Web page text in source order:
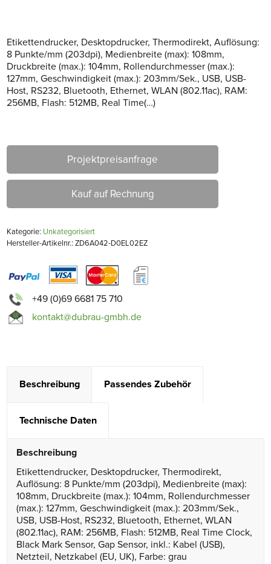
Etikettendrucker, Desktopdrucker, Thermodirekt, Auflösung:
8 Punkte/mm (203dpi), Medienbreite (max): 108mm,
Druckbreite (max.): 104mm, Rollendurchmesser (max.):
127mm, Geschwindigkeit (max.): 203mm/Sek., USB, USB-
Host, RS232, Bluetooth, Ethernet, WLAN (802.11ac), RAM:
256MB, Flash: 512MB, Real Time(…)
Projektpreisanfrage
Kauf auf Rechnung
Kategorie: Unkategorisiert
Hersteller-Artikelnr.: ZD6A042-D0EL02EZ
+49 (0)69 6681 75 710
kontakt@dubrau-gmbh.de
Beschreibung Passendes Zubehör
Technische Daten
Beschreibung
Etikettendrucker, Desktopdrucker, Thermodirekt,
Auflösung: 8 Punkte/mm (203dpi), Medienbreite (max):
108mm, Druckbreite (max.): 104mm, Rollendurchmesser
(max.): 127mm, Geschwindigkeit (max.): 203mm/Sek.,
USB, USB-Host, RS232, Bluetooth, Ethernet, WLAN
(802.11ac), RAM: 256MB, Flash: 512MB, Real Time Clock,
Black Mark Sensor, Gap Sensor, inkl.: Kabel (USB),
Netzteil, Netzkabel (EU, UK), Farbe: grau